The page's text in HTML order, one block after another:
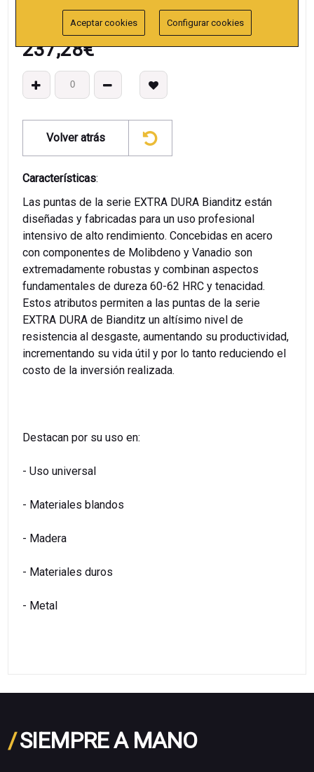
237,28€
Volver atrás
Características:
Las puntas de la serie EXTRA DURA Bianditz están
diseñadas y fabricadas para un uso profesional
intensivo de alto rendimiento. Concebidas en acero
con componentes de Molibdeno y Vanadio son
extremadamente robustas y combinan aspectos
fundamentales de dureza 60-62 HRC y tenacidad.
Estos atributos permiten a las puntas de la serie
EXTRA DURA de Bianditz un altísimo nivel de
resistencia al desgaste, aumentando su productividad,
incrementando su vida útil y por lo tanto reduciendo el
costo de la inversión realizada.
Destacan por su uso en:
- Uso universal
- Materiales blandos
- Madera
- Materiales duros
- Metal
/SIEMPRE A MANO
Aceptar cookies Configurar cookies